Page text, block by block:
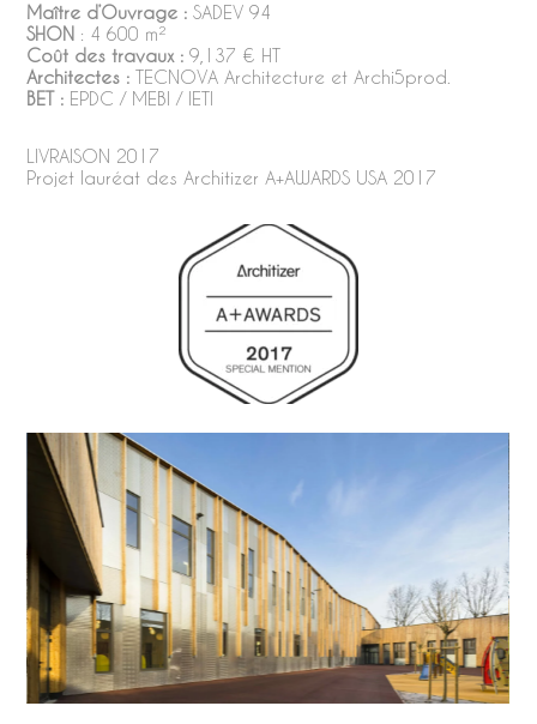
Maître d’Ouvrage : SADEV 94
SHON : 4 600 m²
Coût des travaux : 9,137 € HT
Architectes :TECNOVA Architecture et Archi5prod.
BET : EPDC / MEBI / IETI
LIVRAISON 2017
Projet lauréat des Architizer A+AWARDS USA 2017